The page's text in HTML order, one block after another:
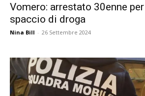
Vomero: arrestato 30enne
spaccio di droga
Nina Bill - 26 Settembre 2024